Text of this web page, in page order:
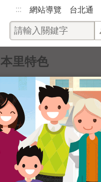
::: 網站導覽 台北通
本里特色